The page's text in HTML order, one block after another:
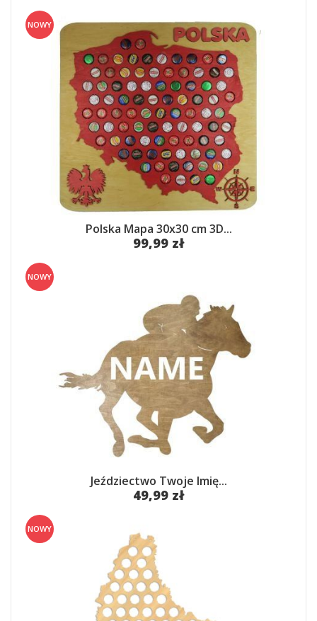
Polska Mapa 30x30 cm 3D...
99,99 zł
NOWY
Jeździectwo Twoje Imię...
49,99 zł
NOWY
NOWY